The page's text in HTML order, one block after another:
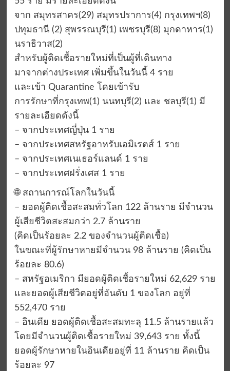
จาก สมุทรสาคร(29) สมุทรปราการ(4) กรุงเทพฯ(8)
ปทุมธานี (2) สุพรรณบุรี(1) เพชรบุรี(8) มุกดาหาร(1)
นราธิวาส(2)
สำหรับผู้ติดเชื้อรายใหม่ที่เป็นผู้ที่เดินทาง
มาจากต่างประเทศ เพิ่มขึ้นในวันนี้ 4 ราย
และเข้า Quarantine โดยเข้ารับ
การรักษาที่กรุงเทพ(1) นนทบุรี(2) และ ชลบุรี(1) มี
รายละเอียดดังนี้
– จากประเทศญี่ปุ่น 1 ราย
– จากประเทศสหรัฐอาหรับเอมิเรตส์ 1 ราย
– จากประเทศเนเธอร์แลนด์ 1 ราย
– จากประเทศฝรั่งเศส 1 ราย
🌐 สถานการณ์โลกในวันนี้
– ยอดผู้ติดเชื้อสะสมทั่วโลก 122 ล้านราย มีจำนวน
ผู้เสียชีวิตสะสมกว่า 2.7 ล้านราย
(คิดเป็นร้อยละ 2.2 ของจำนวนผู้ติดเชื้อ)
ในขณะที่ผู้รักษาหายมีจำนวน 98 ล้านราย (คิดเป็น
ร้อยละ 80.6)
– สหรัฐอเมริกา มียอดผู้ติดเชื้อรายใหม่ 62,629 ราย
และยอดผู้เสียชีวิตอยู่ที่อันดับ 1 ของโลก อยู่ที่
552,470 ราย
– อินเดีย ยอดผู้ติดเชื้อสะสมทะลุ 11.5 ล้านรายแล้ว
โดยมีจำนวนผู้ติดเชื้อรายใหม่ 39,643 ราย ทั้งนี้
ยอดผู้รักษาหายในอินเดียอยู่ที่ 11 ล้านราย คิดเป็น
ร้อยละ 97